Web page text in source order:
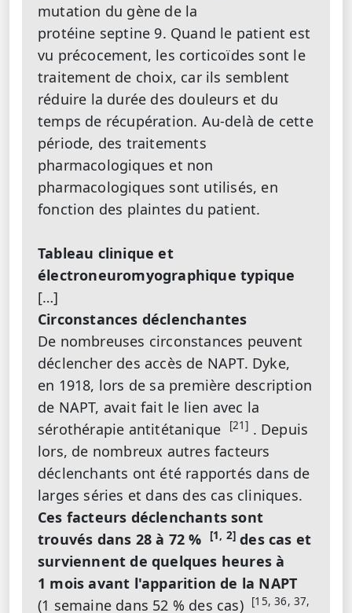
mutation du gène de la
protéine septine 9. Quand le patient est
vu précocement, les corticoïdes sont le
traitement de choix, car ils semblent
réduire la durée des douleurs et du
temps de récupération. Au-delà de cette
période, des traitements
pharmacologiques et non
pharmacologiques sont utilisés, en
fonction des plaintes du patient.
Tableau clinique et
électroneuromyographique typique
[…]
Circonstances déclenchantes
De nombreuses circonstances peuvent
déclencher des accès de NAPT. Dyke,
en 1918, lors de sa première description
de NAPT, avait fait le lien avec la
sérothérapie antitétanique
[21] . Depuis
lors, de nombreux autres facteurs
déclenchants ont été rapportés dans de
larges séries et dans des cas cliniques.
Ces facteurs déclenchants sont
trouvés dans 28 à 72 %
[1, 2] des cas et
surviennent de quelques heures à
1 mois avant l'apparition de la NAPT
(1 semaine dans 52 % des cas)
[15, 36, 37,